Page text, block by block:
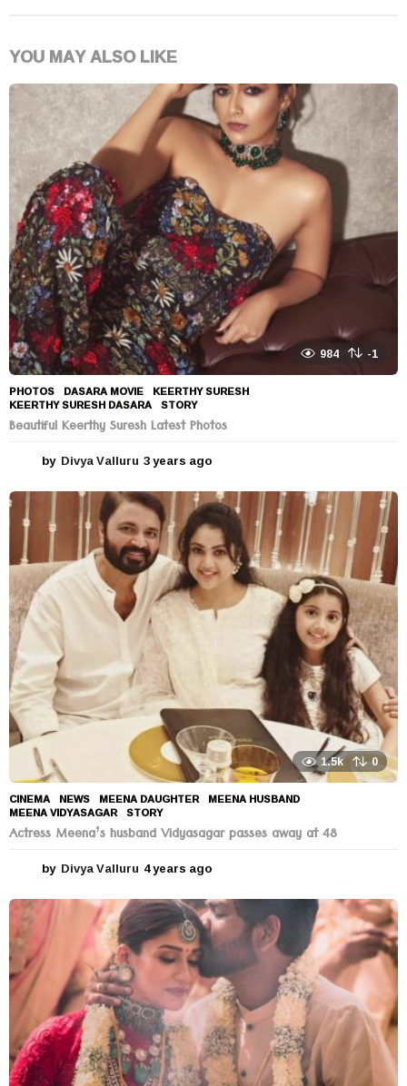
YOU MAY ALSO LIKE
984 -1
PHOTOS DASARA MOVIE ,KEERTHY SURESH
KEERTHY SURESH DASARA ,STORY
Beautiful Keerthy Suresh Latest Photos
by Divya Valluru 3 years ago
e
a
r
s
a
g
1.5k 0
CINEMA ,NEWS MEENA DAUGHTER ,MEENA HUSBAND
MEENA VIDYASAGAR ,STORY
Actress Meena’s husband Vidyasagar passes away at 48
by Divya Valluru 4 years ago
e
a
r
s
a
g
o